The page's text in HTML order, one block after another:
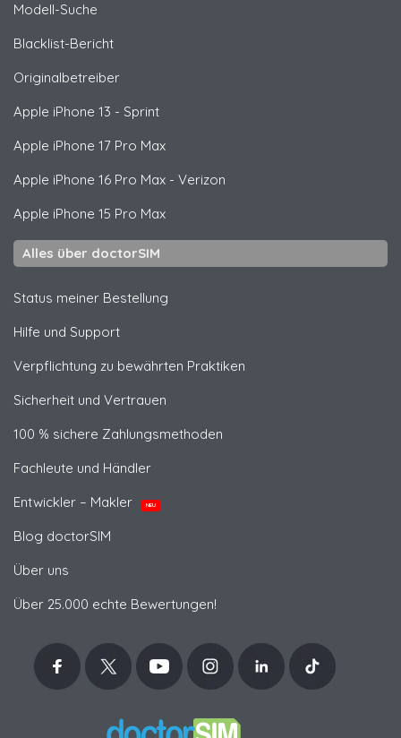
Modell-Suche
Blacklist-Bericht
Originalbetreiber
Apple iPhone 13 - Sprint
Apple iPhone 17 Pro Max
Apple iPhone 16 Pro Max - Verizon
Apple iPhone 15 Pro Max
Alles über doctorSIM
Status meiner Bestellung
Hilfe und Support
Verpflichtung zu bewährten Praktiken
Sicherheit und Vertrauen
100 % sichere Zahlungsmethoden
Fachleute und Händler
Entwickler – Makler
NEU
Blog doctorSIM
Über uns
Über 25.000 echte Bewertungen!